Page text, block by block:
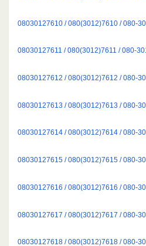
08030127610 / 080(3012)7610 / 080-
08030127611 / 080(3012)7611 / 080-
08030127612 / 080(3012)7612 / 080-
08030127613 / 080(3012)7613 / 080-
08030127614 / 080(3012)7614 / 080-
08030127615 / 080(3012)7615 / 080-
08030127616 / 080(3012)7616 / 080-
08030127617 / 080(3012)7617 / 080-
08030127618 / 080(3012)7618 / 080-